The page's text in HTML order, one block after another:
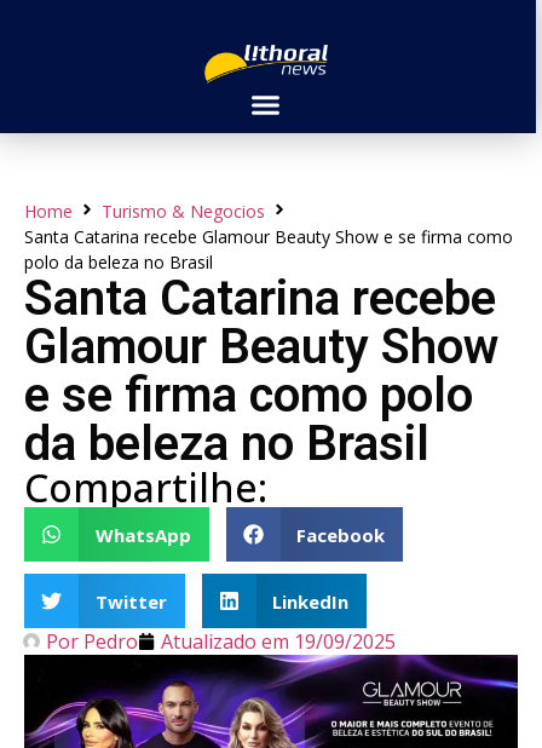
Home
Turismo & Negocios
Santa Catarina recebe Glamour Beauty Show e se firma como
polo da beleza no Brasil
Santa Catarina recebe
Glamour Beauty Show
e se firma como polo
da beleza no Brasil
Compartilhe:
WhatsApp Facebook
Twitter LinkedIn
Por Pedro Atualizado em 19/09/2025